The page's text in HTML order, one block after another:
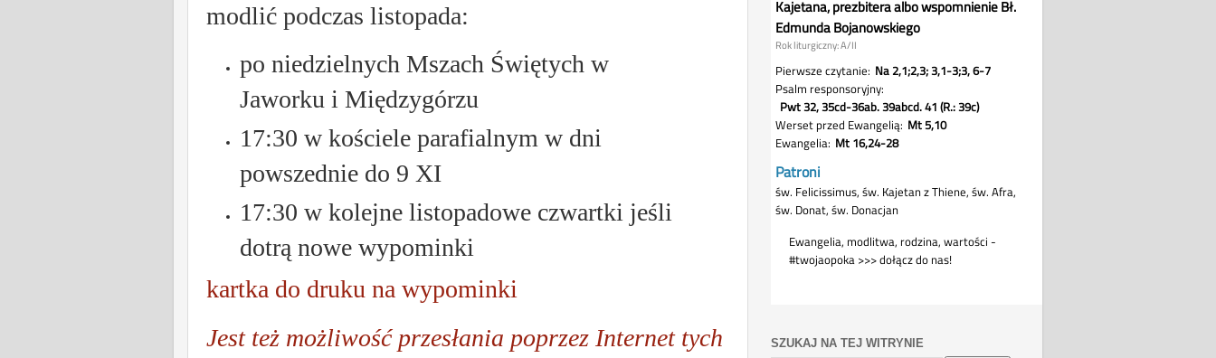
modlić podczas listopada:
po niedzielnych Mszach Świętych w
Jaworku i Międzygórzu
17:30 w kościele parafialnym w dni
powszednie do 9 XI
17:30 w kolejne listopadowe czwartki jeśli
dotrą nowe wypominki
kartka do druku na wypominki
Jest też możliwość przesłania poprzez Internet tych
SZUKAJ NA TEJ WITRYNIE